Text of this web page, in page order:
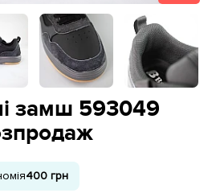
замш 593049
400 грн